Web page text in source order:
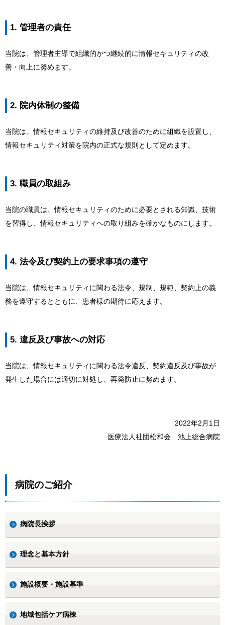
1. 管理者の責任
当院は、管理者主導で組織的かつ継続的に情報セキュリティの改
善・向上に努めます。
2. 院内体制の整備
当院は、情報セキュリティの維持及び改善のために組織を設置し、
情報セキュリティ対策を院内の正式な規則として定めます。
3. 職員の取組み
当院の職員は、情報セキュリティのために必要とされる知識、技術
を習得し、情報セキュリティへの取り組みを確かなものにします。
4. 法令及び契約上の要求事項の遵守
当院は、情報セキュリティに関わる法令、規制、規範、契約上の義
務を遵守するとともに、患者様の期待に応えます。
5. 違反及び事故への対応
当院は、情報セキュリティに関わる法令違反、契約違反及び事故が
発生した場合には適切に対処し、再発防止に努めます。
2022年2月1日
医療法人社団松和会 池上総合病院
病院のご紹介
病院長挨拶
理念と基本方針
施設概要・施設基準
地域包括ケア病棟